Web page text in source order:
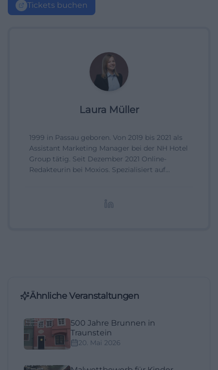
Tickets buchen
Laura Müller
1999 in Passau geboren. Von 2019 bis 2021 als
Assistant Marketing Manager bei der NH Hotel
Group tätig. Seit Dezember 2021 Online-
Redakteurin bei Moxios. Spezialisiert auf
Ähnliche Veranstaltungen
500 Jahre Brunnen in
Traunstein
20. Mai 2026